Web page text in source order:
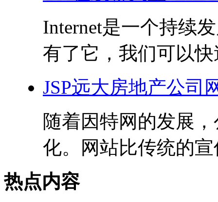
Internet是一个持续
有了它，我们可以
JSP远大房地产公司
随着因特网的发展
化。网站比传统的
热点内容